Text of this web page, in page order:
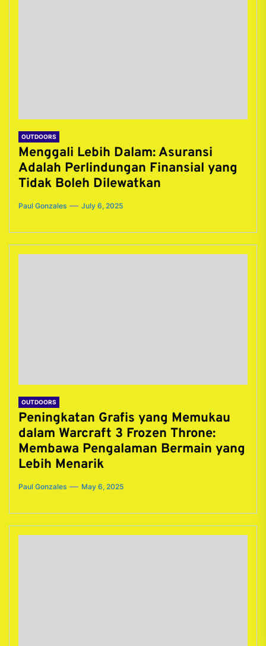
OUTDOORS
Menggali Lebih Dalam: Asuransi
Adalah Perlindungan Finansial yang
Tidak Boleh Dilewatkan
Paul Gonzales July 6, 2025
OUTDOORS
Peningkatan Grafis yang Memukau
dalam Warcraft 3 Frozen Throne:
Membawa Pengalaman Bermain yang
Lebih Menarik
Paul Gonzales May 6, 2025